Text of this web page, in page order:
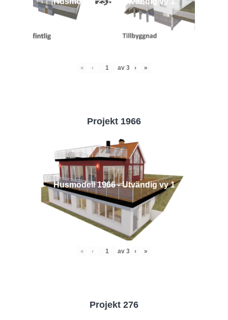
« ‹ av 3 › »
Projekt 1966
Husmodell 1966 - Utvändig vy 1
« ‹ av 3 › »
Projekt 276